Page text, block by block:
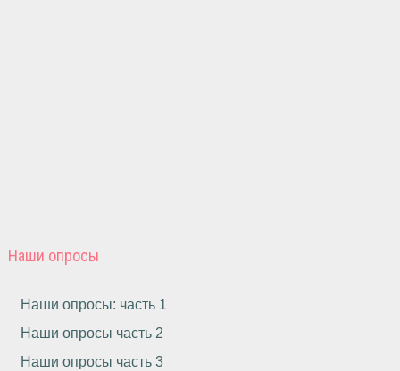
Наши опросы
Наши опросы: часть 1
Наши опросы часть 2
Наши опросы часть 3